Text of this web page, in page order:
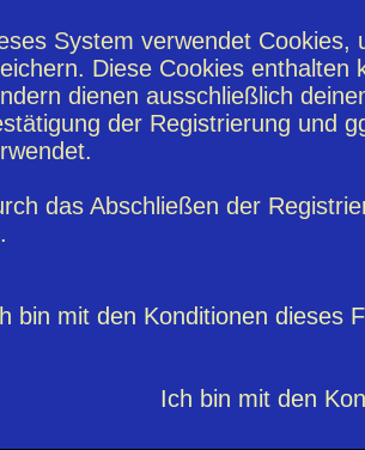
System verwendet
Diese Cookies enthalten
dienen ausschließlich
der Registrierung und
das Abschließen der
bin mit den Konditionen dieses
Ich bin mit den